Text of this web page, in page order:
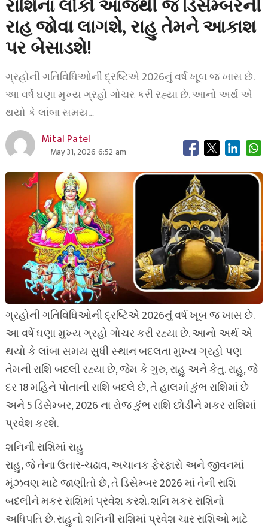
રાશિના લોકો આજથી જ ડિસેમ્બરની
રાહ જોવા લાગશે, રાહુ તેમને આકાશ
પર બેસાડશે!
ગ્રહોની ગતિવિધિઓની દ્રષ્ટિએ 2026નું વર્ષ ખૂબ જ ખાસ છે.
આ વર્ષે ઘણા મુખ્ય ગ્રહો ગોચર કરી રહ્યા છે. આનો અર્થ એ
થયો કે લાંબા સમય…
Mital Patel
May 31, 2026 6:52 am
ગ્રહોની ગતિવિધિઓની દ્રષ્ટિએ 2026નું વર્ષ ખૂબ જ ખાસ છે.
આ વર્ષે ઘણા મુખ્ય ગ્રહો ગોચર કરી રહ્યા છે. આનો અર્થ એ
થયો કે લાંબા સમય સુધી સ્થાન બદલતા મુખ્ય ગ્રહો પણ
તેમની રાશિ બદલી રહ્યા છે, જેમ કે ગુરુ, રાહુ અને કેતુ. રાહુ, જે
દર 18 મહિને પોતાની રાશિ બદલે છે, તે હાલમાં કુંભ રાશિમાં છે
અને 5 ડિસેમ્બર, 2026 ના રોજ કુંભ રાશિ છોડીને મકર રાશિમાં
પ્રવેશ કરશે.
શનિની રાશિમાં રાહુ
રાહુ, જે તેના ઉતાર-ચઢાવ, અચાનક ફેરફારો અને જીવનમાં
મૂંઝવણ માટે જાણીતો છે, તે ડિસેમ્બર 2026 માં તેની રાશિ
બદલીને મકર રાશિમાં પ્રવેશ કરશે. શનિ મકર રાશિનો
અધિપતિ છે. રાહુનો શનિની રાશિમાં પ્રવેશ ચાર રાશિઓ માટે